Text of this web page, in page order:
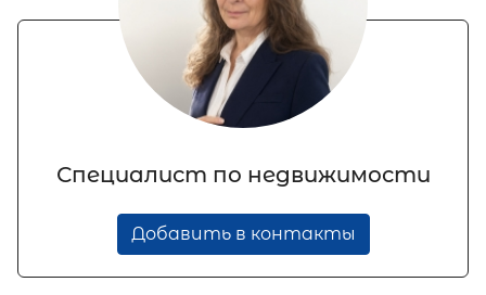
Специалист по недвижимости
Добавить в контакты